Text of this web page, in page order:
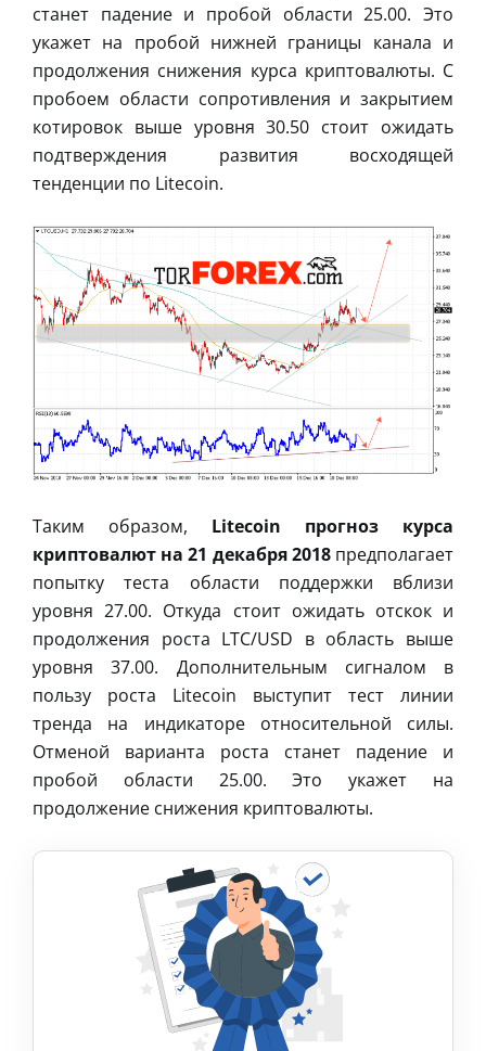
станет падение и пробой области 25.00. Это
укажет на пробой нижней границы канала и
продолжения снижения курса криптовалюты. С
пробоем области сопротивления и закрытием
котировок выше уровня 30.50 стоит ожидать
подтверждения развития восходящей
тенденции по Litecoin.
Таким образом, Litecoin прогноз курса
криптовалют на 21 декабря 2018предполагает
попытку теста области поддержки вблизи
уровня 27.00. Откуда стоит ожидать отскок и
продолжения роста LTC/USD в область выше
уровня 37.00. Дополнительным сигналом в
пользу роста Litecoin выступит тест линии
тренда на индикаторе относительной силы.
Отменой варианта роста станет падение и
пробой области 25.00. Это укажет на
продолжение снижения криптовалюты.